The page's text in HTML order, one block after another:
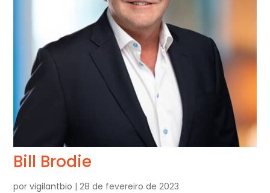
Bill Brodie
porvigilantbio |28 de fevereiro de 2023